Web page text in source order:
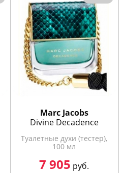
Marс Jacobs
Divine Decadence
Туалетные духи (тестер),
100 мл
7 905 руб.